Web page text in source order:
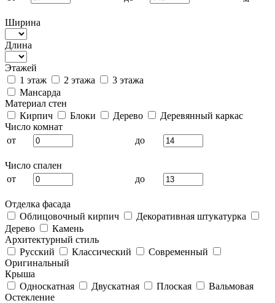
Ширина
Длина
Этажей
1 этаж
2 этажа
3 этажа
Мансарда
Материал стен
Кирпич
Блоки Дерево
Деревянный каркас
Число комнат
от
до
Число спален
от
до
Отделка фасада
Облицовочный кирпич
Декоративная штукатурка
Дерево
Камень
Архитектурный стиль
Русский
Классический
Современный
Оригинальный
Крыша
Односкатная
Двускатная Плоская
Вальмовая
Остекление